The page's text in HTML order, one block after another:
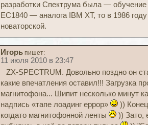
разработки Спектрума была —
ЕС1840 — аналога IBM XT, то в 1986
новаторской.
Игорь пишет:
11 июля 2010 в 23:47
ZX-SPECTRUM. Довольно поздно он
какие впечатления оставил!!! Загрузка
магнитофона... Шипит несколько минут
надпись «тапе лоадинг еррор»
))
когдато магнитофонной ленты
)) Зато,